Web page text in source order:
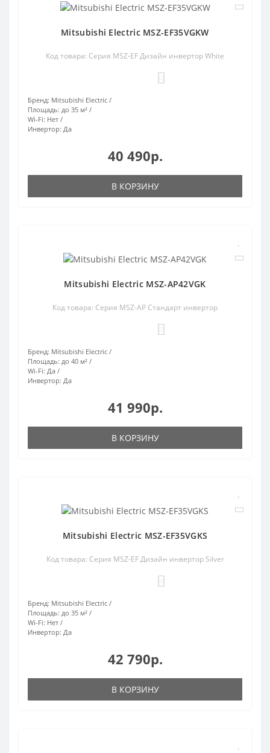
Mitsubishi Electric MSZ-EF35VGKW
Код товара: Серия MSZ-EF Дизайн инвертор White
Бренд: Mitsubishi Electric
Площадь: до 35 м²
Wi-Fi: Нет
Инвертор: Да
40 490р.
В КОРЗИНУ
Mitsubishi Electric MSZ-AP42VGK
Код товара: Серия MSZ-AP Стандарт инвертор
Бренд: Mitsubishi Electric
Площадь: до 40 м²
Wi-Fi: Да
Инвертор: Да
41 990р.
В КОРЗИНУ
Mitsubishi Electric MSZ-EF35VGKS
Код товара: Серия MSZ-EF Дизайн инвертор Silver
Бренд: Mitsubishi Electric
Площадь: до 35 м²
Wi-Fi: Нет
Инвертор: Да
42 790р.
В КОРЗИНУ